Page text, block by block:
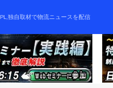
独自取材で物流ニュースを配信